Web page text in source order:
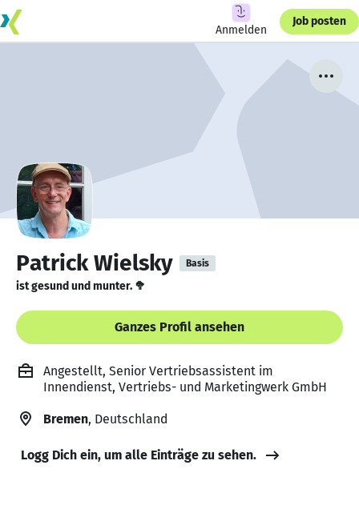
Anmelden
Job posten
Patrick Wielsky Basis
ist gesund und munter. 🥦
Ganzes Profil ansehen
Angestellt, Senior Vertriebsassistent im
Innendienst, Vertriebs- und Marketingwerk GmbH
Bremen, Deutschland
Logg Dich ein, um alle Einträge zu sehen.